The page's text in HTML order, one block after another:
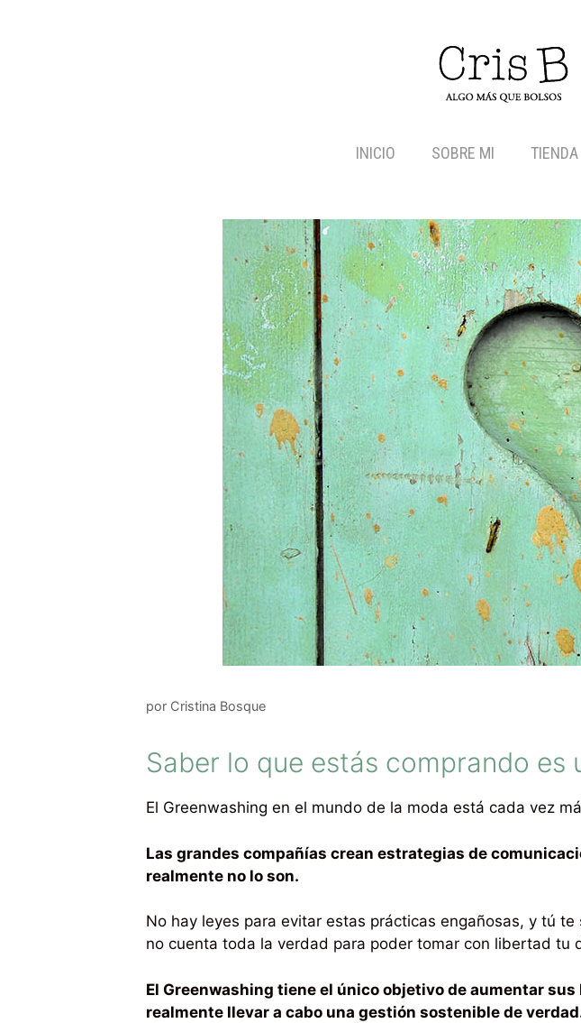
INICIO SOBRE MI TIENDA
por Cristina Bosque
Saber lo que estás comprando es
El Greenwashing en el mundo de la moda está cada vez
Las grandes compañías crean estrategias de
realmente no lo son.
No hay leyes para evitar estas prácticas engañosas, y tú
no cuenta toda la verdad para poder tomar con libertad tu
El Greenwashing tiene el único objetivo de aumentar
realmente llevar a cabo una gestión sostenible de